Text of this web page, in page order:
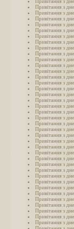
Привітання з
Привітання з
Привітання з
Привітання з
Привітання з
Привітання з
Привітання з
Привітання з
Привітання з
Привітання з
Привітання з
Привітання з
Привітання з
Привітання з
Привітання з
Привітання з
Привітання з
Привітання з
Привітання з
Привітання з
Привітання з
Привітання з
Привітання з
Привітання з
Привітання з
Привітання з
Привітання з
Привітання з
Привітання з
Привітання з
Привітання з
Привітання з
Привітання з
Привітання з
Привітання з
Привітання з
Привітання з
Привітання з